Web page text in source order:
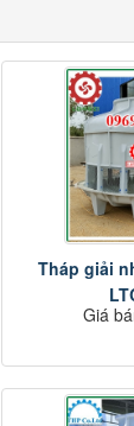
Tháp giải
Giá